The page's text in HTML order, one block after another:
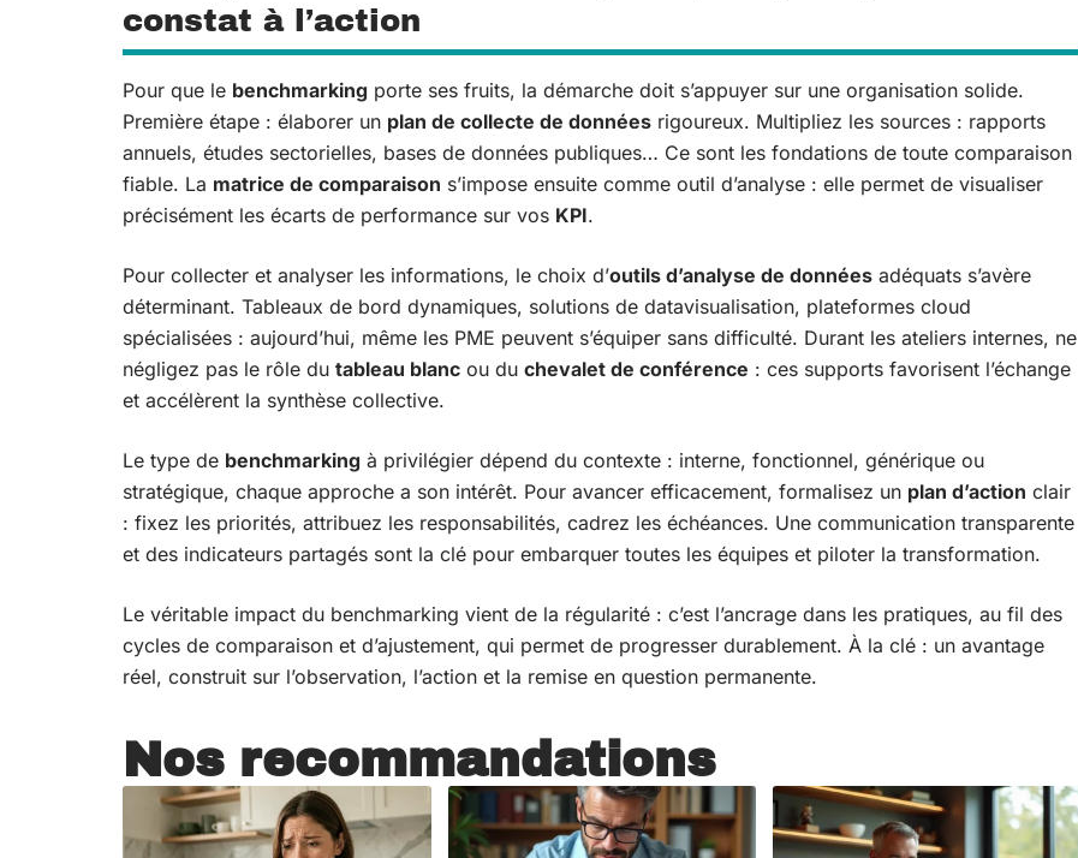
constat à l’action
Pour que le benchmarking porte ses fruits, la démarche doit s’appuyer sur une organisation solide.
Première étape : élaborer un plan de collecte de données rigoureux. Multipliez les sources : rapports
annuels, études sectorielles, bases de données publiques… Ce sont les fondations de toute comparaison
fiable. La matrice de comparaison s’impose ensuite comme outil d’analyse : elle permet de visualiser
précisément les écarts de performance sur vos KPI.
Pour collecter et analyser les informations, le choix d’outils d’analyse de données adéquats s’avère
déterminant. Tableaux de bord dynamiques, solutions de datavisualisation, plateformes cloud
spécialisées : aujourd’hui, même les PME peuvent s’équiper sans difficulté. Durant les ateliers internes, ne
négligez pas le rôle du tableau blanc ou du chevalet de conférence : ces supports favorisent l’échange
et accélèrent la synthèse collective.
Le type de benchmarking à privilégier dépend du contexte : interne, fonctionnel, générique ou
stratégique, chaque approche a son intérêt. Pour avancer efficacement, formalisez un plan d’action clair
: fixez les priorités, attribuez les responsabilités, cadrez les échéances. Une communication transparente
et des indicateurs partagés sont la clé pour embarquer toutes les équipes et piloter la transformation.
Le véritable impact du benchmarking vient de la régularité : c’est l’ancrage dans les pratiques, au fil des
cycles de comparaison et d’ajustement, qui permet de progresser durablement. À la clé : un avantage
réel, construit sur l’observation, l’action et la remise en question permanente.
Nos recommandations